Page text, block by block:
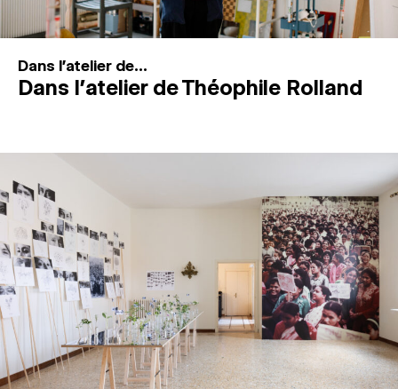
Dans l'atelier de...
Dans l’atelier de Théophile Rolland